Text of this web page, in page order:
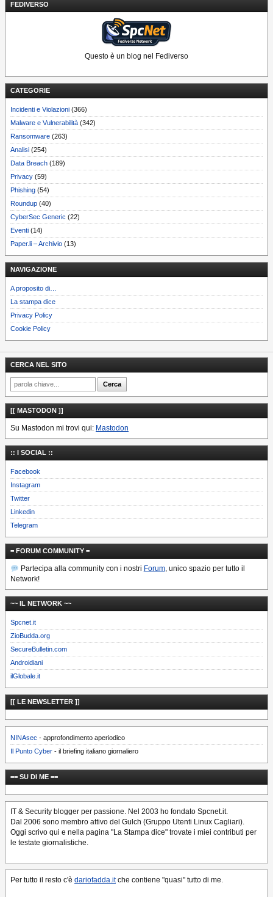
FEDIVERSO
Questo è un blog nel Fediverso
CATEGORIE
Incidenti e Violazioni (366)
Malware e Vulnerabilità (342)
Ransomware (263)
Analisi (254)
Data Breach (189)
Privacy (59)
Phishing (54)
Roundup (40)
CyberSec Generic (22)
Eventi (14)
Paper.li – Archivio (13)
NAVIGAZIONE
A proposito di…
La stampa dice
Privacy Policy
Cookie Policy
CERCA NEL SITO
[[ MASTODON ]]
Su Mastodon mi trovi qui: Mastodon
:: I SOCIAL ::
Facebook
Instagram
Twitter
Linkedin
Telegram
= FORUM COMMUNITY =
Partecipa alla community con i nostri Forum, unico spazio per tutto il
Network!
~~ IL NETWORK ~~
Spcnet.it
ZioBudda.org
SecureBulletin.com
Androidiani
ilGlobale.it
[[ LE NEWSLETTER ]]
NINAsec - approfondimento aperiodico
Il Punto Cyber - il briefing italiano giornaliero
== SU DI ME ==
IT & Security blogger per passione. Nel 2003 ho fondato Spcnet.it.
Dal 2006 sono membro attivo del Gulch (Gruppo Utenti Linux Cagliari).
Oggi scrivo qui e nella pagina "La Stampa dice" trovate i miei contributi per
le testate giornalistiche.
Per tutto il resto c'è dariofadda.itche contiene "quasi" tutto di me.